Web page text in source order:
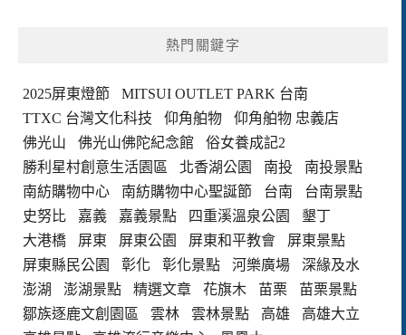
熱門關鍵字
2025屏東燈節
MITSUI OUTLET PARK 台南
TTXC 台灣文化科技
仰角舶物
仰角舶物 忠義店
佛光山
佛光山佛陀紀念館
俗女養成記2
勝利星村創意生活園區
北香湖公園 南投
南投景點
南紡購物中心
南紡購物中心聖誕節 台南
台南景點
史努比
嘉義 嘉義景點 四重溪溫泉公園
墾丁
大港橋
屏東 屏東公園 屏東和平教會
屏東景點
屏東縣民公園
彰化 彰化景點 河樂廣場
深緣及水
澎湖
澎湖景點 精選文章 花旗木 苗栗
苗栗景點
鄒族逐鹿文創園區
雲林 雲林景點 高雄
高雄大立